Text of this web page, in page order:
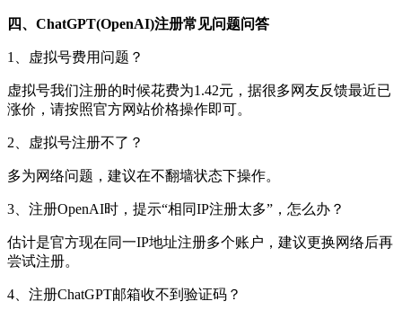
四、ChatGPT(OpenAI)注册常见问题问答
1、虚拟号费用问题？
虚拟号我们注册的时候花费为1.42元，据很多网友反馈最近已
涨价，请按照官方网站价格操作即可。
2、虚拟号注册不了？
多为网络问题，建议在不翻墙状态下操作。
3、注册OpenAI时，提示“相同IP注册太多”，怎么办？
估计是官方现在同一IP地址注册多个账户，建议更换网络后再
尝试注册。
4、注册ChatGPT邮箱收不到验证码？